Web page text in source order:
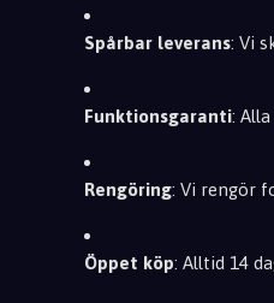
Spårbar leverans: Vi
Funktionsgaranti:
Rengöring: Vi rengör
Öppet köp: Alltid 14